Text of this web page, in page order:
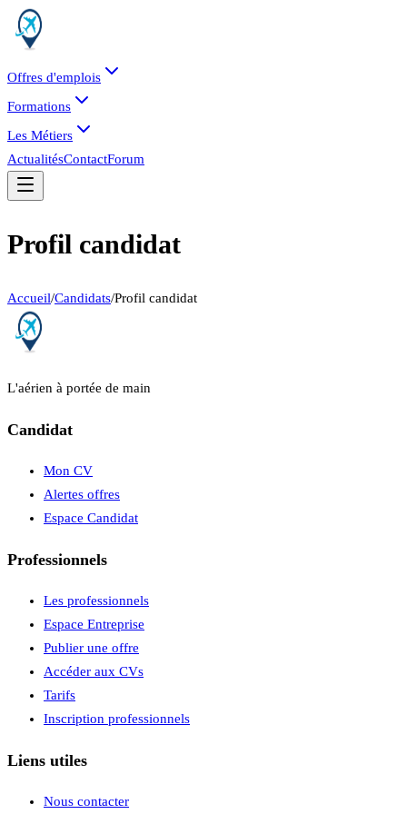
Offres d'emplois
Formations
Les Métiers
ActualitésContactForum
Profil candidat
Accueil/Candidats/Profil candidat
L'aérien à portée de main
Candidat
Mon CV
Alertes offres
Espace Candidat
Professionnels
Les professionnels
Espace Entreprise
Publier une offre
Accéder aux CVs
Tarifs
Inscription professionnels
Liens utiles
Nous contacter